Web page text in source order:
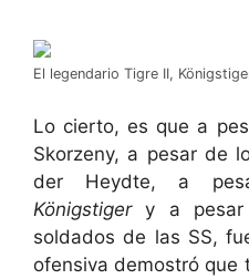
El legendario Tigre II,
Lo cierto, es que a
Skorzeny, a pesar de
der Heydte, a
Königstigery a pesar
soldados de las SS,
ofensiva demostró que